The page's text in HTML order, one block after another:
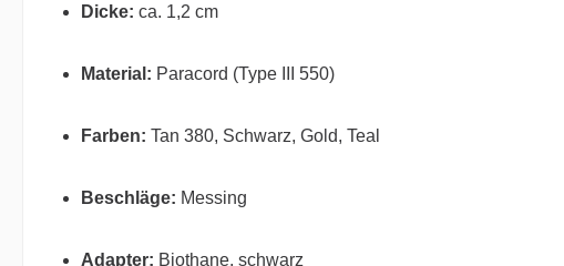
Dicke: ca. 1,2 cm
Material: Paracord (Type III 550)
Farben: Tan 380, Schwarz, Gold, Teal
Beschläge: Messing
Adapter: Biothane, schwarz